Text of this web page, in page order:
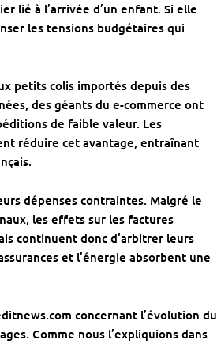
lié à l’arrivée d’un enfant. Si elle
les tensions budgétaires qui
petits colis importés depuis des
des géants du e-commerce ont
de faible valeur. Les
réduire cet avantage, entraînant
dépenses contraintes. Malgré le
les effets sur les factures
continuent donc d’arbitrer leurs
et l’énergie absorbent une
concernant l’évolution du
Comme nous l’expliquions dans